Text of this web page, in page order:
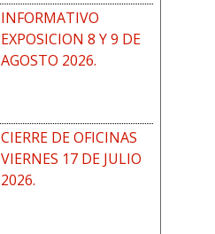
INFORMATIVO
EXPOSICION 8 Y 9 DE
AGOSTO 2026.
CIERRE DE OFICINAS
VIERNES 17 DE JULIO
2026.